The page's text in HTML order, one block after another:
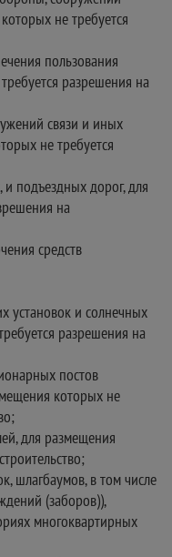
не требуется
пользования
разрешения на
связи и иных
не требуется
и подъездных дорог, для
на
средств
установок и солнечных
разрешения на
постов
которых не
для размещения
шлагбаумов, в том числе
(заборов)),
многоквартирных